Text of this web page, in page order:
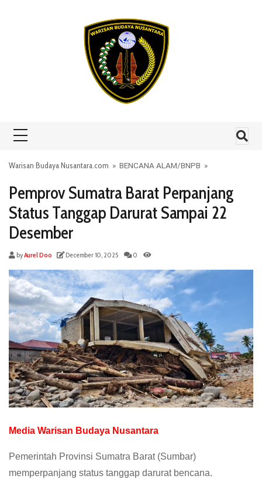
Warisan Budaya Nusantara.com » BENCANA ALAM/BNPB »
Pemprov Sumatra Barat Perpanjang
Status Tanggap Darurat Sampai 22
Desember
byAurel Doo December 10, 2025 0
Media Warisan Budaya Nusantara
Pemerintah Provinsi Sumatra Barat (Sumbar)
memperpanjang status tanggap darurat bencana.